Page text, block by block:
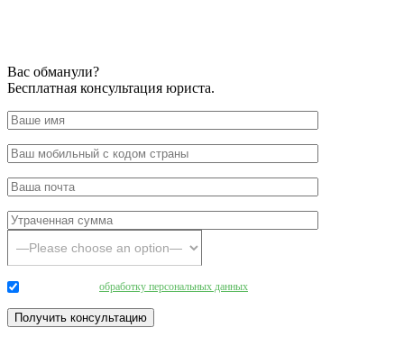
Вас обманули?
Бесплатная консультация юриста.
обработку персональных данных